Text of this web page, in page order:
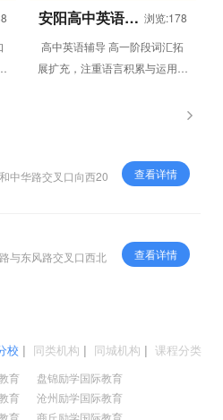
安阳高中英语1
浏览:178
高中英语辅导 高一阶段词汇拓
展扩充，注重语言积累与运用。
解，加强阅读和写作，加强听力
中华路交叉口向西20
查看详情
与东风路交叉口西北
查看详情
校 | 同类机构 | 同城机构 | 课程分类
育
盘锦励学国际教育
育
沧州励学国际教育
育
商丘励学国际教育